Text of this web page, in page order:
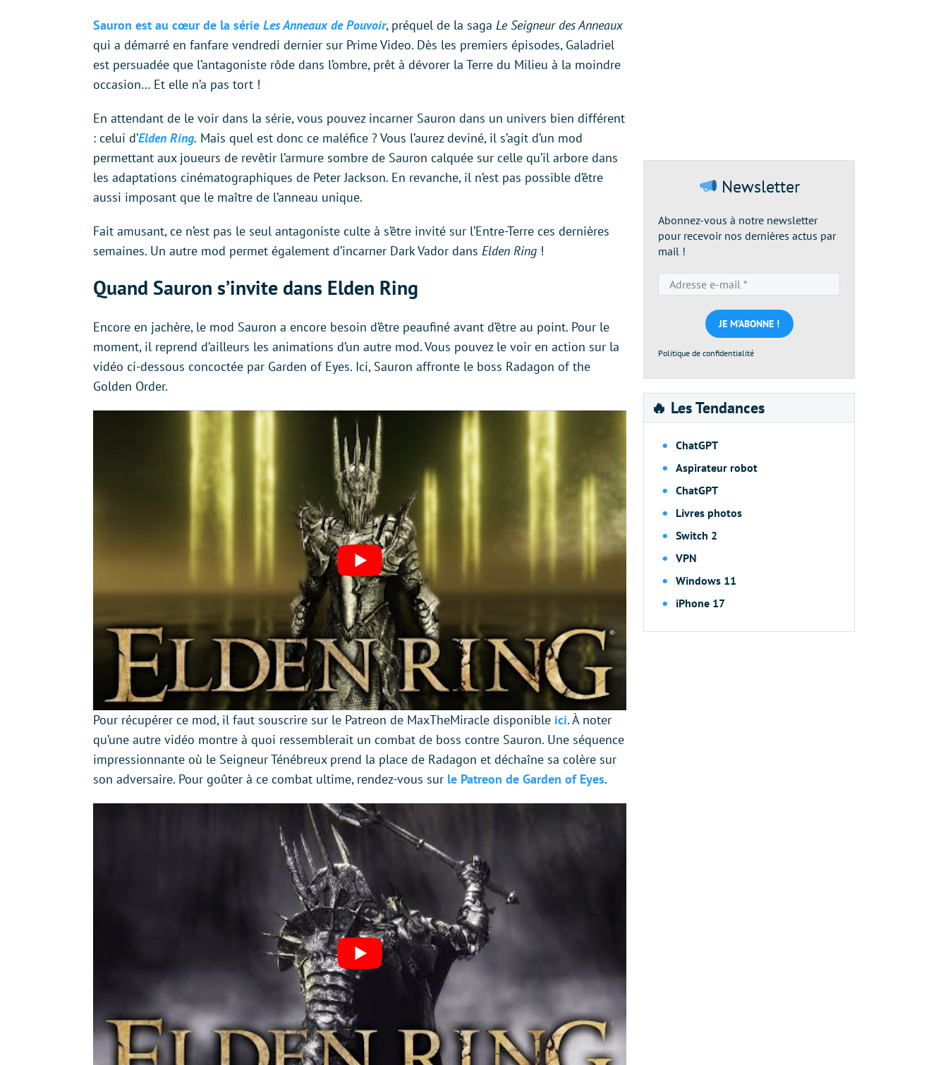
Sauron est au cœur de la série Les Anneaux de Pouvoir, préquel de la saga Le Seigneur des Anneaux
qui a démarré en fanfare vendredi dernier sur Prime Video. Dès les premiers épisodes, Galadriel
est persuadée que l’antagoniste rôde dans l’ombre, prêt à dévorer la Terre du Milieu à la moindre
occasion… Et elle n’a pas tort !
En attendant de le voir dans la série, vous pouvez incarner Sauron dans un univers bien différent
: celui d’Elden Ring. Mais quel est donc ce maléfice ? Vous l’aurez deviné, il s’agit d’un mod
permettant aux joueurs de revêtir l’armure sombre de Sauron calquée sur celle qu’il arbore dans
les adaptations cinématographiques de Peter Jackson. En revanche, il n’est pas possible d’être
aussi imposant que le maître de l’anneau unique.
Fait amusant, ce n’est pas le seul antagoniste culte à s’être invité sur l’Entre-Terre ces dernières
semaines. Un autre mod permet également d’incarner Dark Vador dans Elden Ring !
Quand Sauron s’invite dans Elden Ring
Encore en jachère, le mod Sauron a encore besoin d’être peaufiné avant d’être au point. Pour le
moment, il reprend d’ailleurs les animations d’un autre mod. Vous pouvez le voir en action sur la
vidéo ci-dessous concoctée par Garden of Eyes. Ici, Sauron affronte le boss Radagon of the
Golden Order.
Pour récupérer ce mod, il faut souscrire sur le Patreon de MaxTheMiracle disponible ici. À noter
qu’une autre vidéo montre à quoi ressemblerait un combat de boss contre Sauron. Une séquence
impressionnante où le Seigneur Ténébreux prend la place de Radagon et déchaîne sa colère sur
son adversaire. Pour goûter à ce combat ultime, rendez-vous sur le Patreon de Garden of Eyes.
Newsletter
Abonnez-vous à notre newsletter
pour recevoir nos dernières actus par
mail !
e-
mail
*
Politique de confidentialité
🔥 Les Tendances
ChatGPT
Aspirateur robot
ChatGPT
Livres photos
Switch 2
VPN
Windows 11
iPhone 17